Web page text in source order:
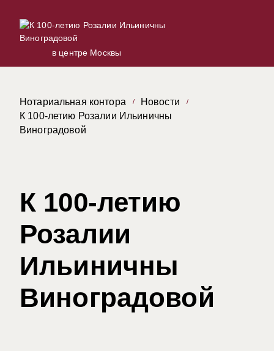
в центре Москвы
Нотариальная контора
Новости
К 100-летию Розалии Ильиничны
Виноградовой
К 100-летию
Розалии
Ильиничны
Виноградовой